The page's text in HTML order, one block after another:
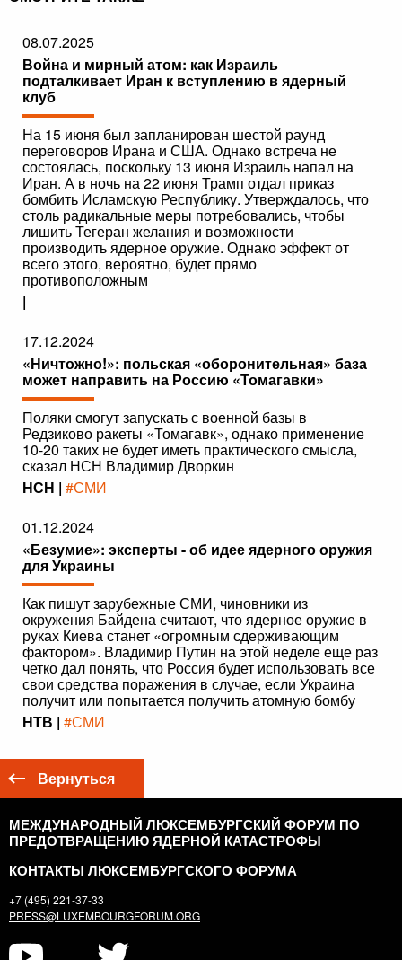
08.07.2025
Война и мирный атом: как Израиль
подталкивает Иран к вступлению в ядерный
клуб
На 15 июня был запланирован шестой раунд
переговоров Ирана и США. Однако встреча не
состоялась, поскольку 13 июня Израиль напал на
Иран. А в ночь на 22 июня Трамп отдал приказ
бомбить Исламскую Республику. Утверждалось, что
столь радикальные меры потребовались, чтобы
лишить Тегеран желания и возможности
производить ядерное оружие. Однако эффект от
всего этого, вероятно, будет прямо
противоположным
|
17.12.2024
«Ничтожно!»: польская «оборонительная» база
может направить на Россию «Томагавки»
Поляки смогут запускать с военной базы в
Редзиково ракеты «Томагавк», однако применение
10-20 таких не будет иметь практического смысла,
сказал НСН Владимир Дворкин
НСН | #СМИ
01.12.2024
«Безумие»: эксперты - об идее ядерного оружия
для Украины
Как пишут зарубежные СМИ, чиновники из
окружения Байдена считают, что ядерное оружие в
руках Киева станет «огромным сдерживающим
фактором». Владимир Путин на этой неделе еще раз
четко дал понять, что Россия будет использовать все
свои средства поражения в случае, если Украина
получит или попытается получить атомную бомбу
НТВ | #СМИ
Вернуться
МЕЖДУНАРОДНЫЙ ЛЮКСЕМБУРГСКИЙ ФОРУМ ПО
ПРЕДОТВРАЩЕНИЮ ЯДЕРНОЙ КАТАСТРОФЫ
КОНТАКТЫ ЛЮКСЕМБУРГСКОГО ФОРУМА
+7 (495) 221-37-33
PRESS@LUXEMBOURGFORUM.ORG